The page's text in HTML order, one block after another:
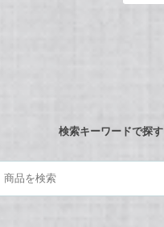
検索キーワードで探す